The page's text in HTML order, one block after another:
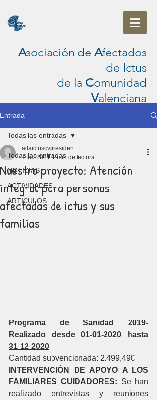
Asociación de Afectados
de Ictus
de la Comunidad
Valenciana
Entrada
Todas las entradas
NOTICIAS
ACTIVIDADES
ARTICULOS
Todas las entradas
Nuestro proyecto: Atención
integral para personas
afectadas de ictus y sus
familias
adaictuscvpresiden
7 feb 2021 1 min de lectura
Programa de Sanidad 2019-
Realizado desde 01-01-2020 hasta
31-12-2020
Cantidad subvencionada: 2.499,49€
INTERVENCIÓN DE APOYO A LOS
FAMILIARES CUIDADORES: Se han
realizado entrevistas y reuniones